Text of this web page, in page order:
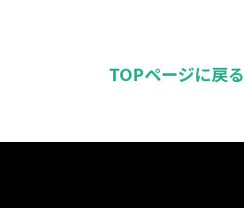
TOPページに戻る